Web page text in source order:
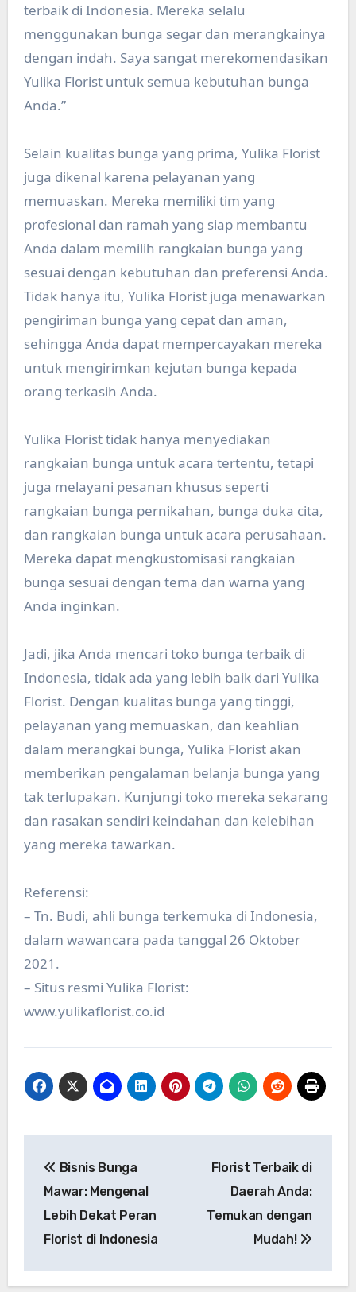
terbaik di Indonesia. Mereka selalu
menggunakan bunga segar dan merangkainya
dengan indah. Saya sangat merekomendasikan
Yulika Florist untuk semua kebutuhan bunga
Anda.”
Selain kualitas bunga yang prima, Yulika Florist
juga dikenal karena pelayanan yang
memuaskan. Mereka memiliki tim yang
profesional dan ramah yang siap membantu
Anda dalam memilih rangkaian bunga yang
sesuai dengan kebutuhan dan preferensi Anda.
Tidak hanya itu, Yulika Florist juga menawarkan
pengiriman bunga yang cepat dan aman,
sehingga Anda dapat mempercayakan mereka
untuk mengirimkan kejutan bunga kepada
orang terkasih Anda.
Yulika Florist tidak hanya menyediakan
rangkaian bunga untuk acara tertentu, tetapi
juga melayani pesanan khusus seperti
rangkaian bunga pernikahan, bunga duka cita,
dan rangkaian bunga untuk acara perusahaan.
Mereka dapat mengkustomisasi rangkaian
bunga sesuai dengan tema dan warna yang
Anda inginkan.
Jadi, jika Anda mencari toko bunga terbaik di
Indonesia, tidak ada yang lebih baik dari Yulika
Florist. Dengan kualitas bunga yang tinggi,
pelayanan yang memuaskan, dan keahlian
dalam merangkai bunga, Yulika Florist akan
memberikan pengalaman belanja bunga yang
tak terlupakan. Kunjungi toko mereka sekarang
dan rasakan sendiri keindahan dan kelebihan
yang mereka tawarkan.
Referensi:
– Tn. Budi, ahli bunga terkemuka di Indonesia,
dalam wawancara pada tanggal 26 Oktober
2021.
– Situs resmi Yulika Florist:
www.yulikaflorist.co.id
navigation
Bisnis Bunga
Mawar: Mengenal
Lebih Dekat Peran
Florist di Indonesia
Florist Terbaik di
Daerah Anda:
Temukan dengan
Mudah!